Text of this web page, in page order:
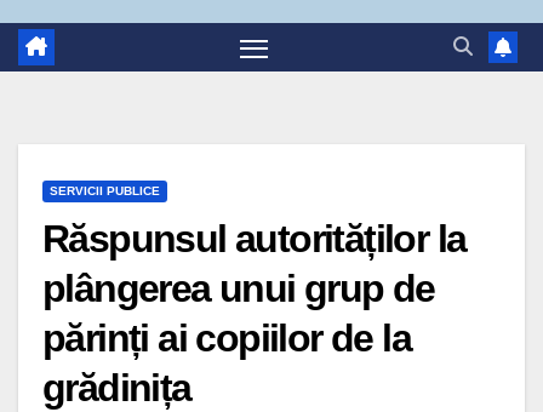
SERVICII PUBLICE
Răspunsul autorităților la
plângerea unui grup de
părinți ai copiilor de la
grădinița